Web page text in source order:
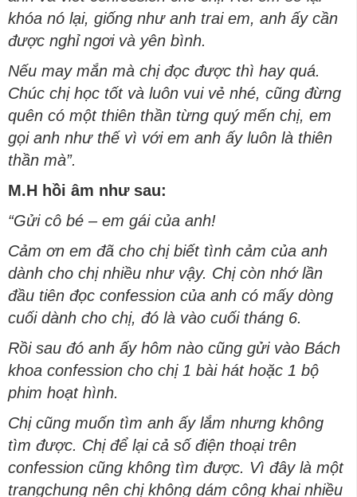
khóa nó lại, giống như anh trai em, anh ấy cần
được nghỉ ngơi và yên bình.
Nếu may mắn mà chị đọc được thì hay quá.
Chúc chị học tốt và luôn vui vẻ nhé, cũng đừng
quên có một thiên thần từng quý mến chị, em
gọi anh như thế vì với em anh ấy luôn là thiên
thần mà”.
M.H hồi âm như sau:
“Gửi cô bé – em gái của anh!
Cảm ơn em đã cho chị biết tình cảm của anh
dành cho chị nhiều như vậy. Chị còn nhớ lần
đầu tiên đọc confession của anh có mấy dòng
cuối dành cho chị, đó là vào cuối tháng 6.
Rồi sau đó anh ấy hôm nào cũng gửi vào Bách
khoa confession cho chị 1 bài hát hoặc 1 bộ
phim hoạt hình.
Chị cũng muốn tìm anh ấy lắm nhưng không
tìm được. Chị để lại cả số điện thoại trên
confession cũng không tìm được. Vì đây là một
trangchung nên chị không dám công khai nhiều